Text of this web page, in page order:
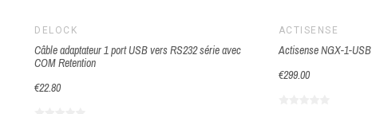
DELOCK
Câble adaptateur 1 port USB vers RS232 série avec
COM Retention
€22.80
ACTISENSE
Actisense NGX-1-USB
€299.00